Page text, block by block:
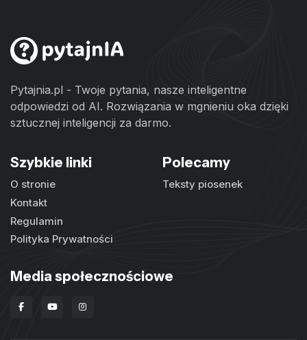
Pytajnia.pl - Twoje pytania, nasze inteligentne
odpowiedzi od AI. Rozwiązania w mgnieniu oka dzięki
sztucznej inteligencji za darmo.
Szybkie linki
O stronie
Kontakt
Regulamin
Polityka Prywatności
Polecamy
Teksty piosenek
Media społecznościowe